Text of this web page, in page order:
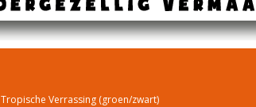
Tropische Verrassing (groen/zwart)